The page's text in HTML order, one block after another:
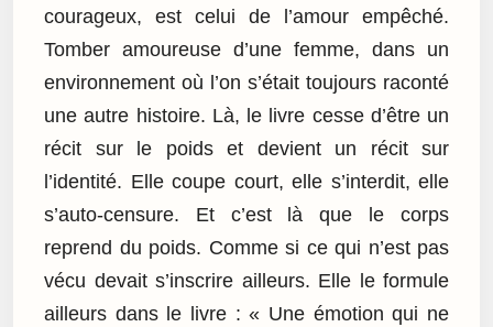
courageux, est celui de l’amour empêché.
Tomber amoureuse d’une femme, dans un
environnement où l’on s’était toujours raconté
une autre histoire. Là, le livre cesse d’être un
récit sur le poids et devient un récit sur
l’identité. Elle coupe court, elle s’interdit, elle
s’auto-censure. Et c’est là que le corps
reprend du poids. Comme si ce qui n’est pas
vécu devait s’inscrire ailleurs. Elle le formule
ailleurs dans le livre : « Une émotion qui ne